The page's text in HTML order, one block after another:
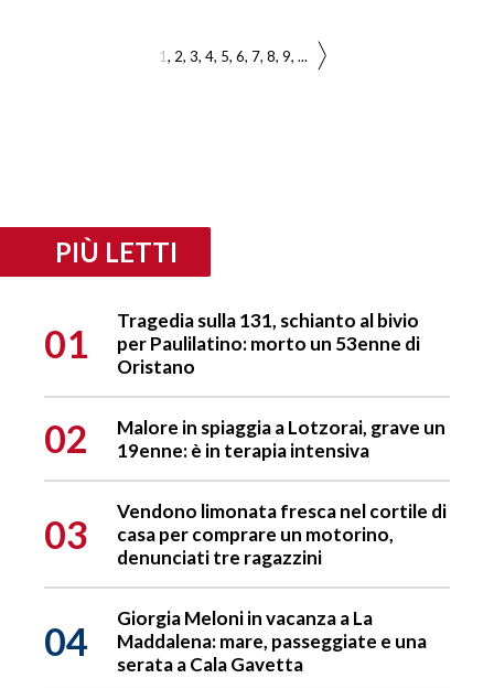
1 2 3 4 5 6 7 8 9 ...
PIÙ LETTI
01
Tragedia sulla 131, schianto al bivio
per Paulilatino: morto un 53enne di
Oristano
02
Malore in spiaggia a Lotzorai, grave un
19enne: è in terapia intensiva
03
Vendono limonata fresca nel cortile di
casa per comprare un motorino,
denunciati tre ragazzini
04
Giorgia Meloni in vacanza a La
Maddalena: mare, passeggiate e una
serata a Cala Gavetta